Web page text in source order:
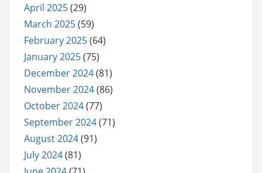
April 2025(29)
March 2025(59)
February 2025(64)
January 2025(75)
December 2024(81)
November 2024(86)
October 2024(77)
September 2024(71)
August 2024(91)
July 2024(81)